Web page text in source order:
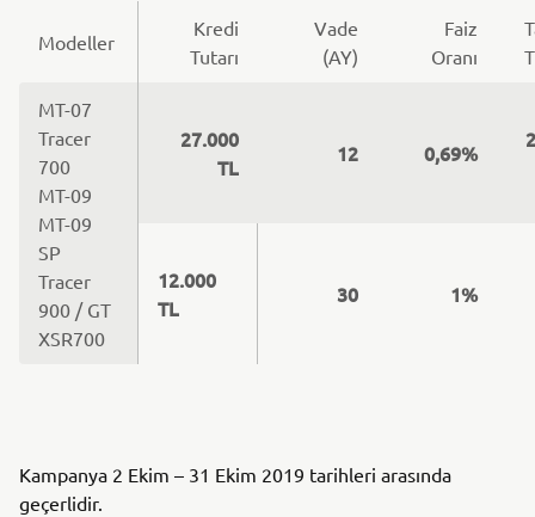
Modeller
Kredi
Tutarı
Vade
(AY)
Faiz
Oranı
MT-07
Tracer
700
MT-09
MT-09
SP
Tracer
900 / GT
XSR700
27.000
TL
12 0,69%
12.000
TL
30 1%
Kampanya 2 Ekim – 31 Ekim 2019 tarihleri arasında
geçerlidir.